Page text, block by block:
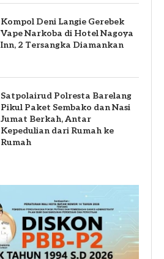
Kompol Deni Langie Gerebek
Vape Narkoba di Hotel Nagoya
Inn, 2 Tersangka Diamankan
Satpolairud Polresta Barelang
Pikul Paket Sembako dan Nasi
Jumat Berkah, Antar
Kepedulian dari Rumah ke
Rumah